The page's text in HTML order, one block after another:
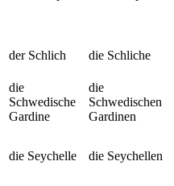
der Schlich die Schliche
die
Schwedische
Gardine
die
Schwedischen
Gardinen
die Seychelle die Seychellen